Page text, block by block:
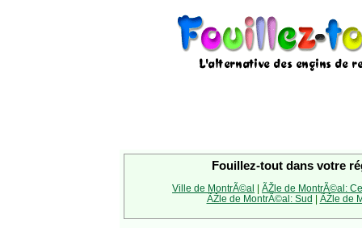
Fouillez-tout dans votre
Ville de MontrÃ©al | ÃŽle de MontrÃ©al:
ÃŽle de MontrÃ©al: Sud | ÃŽle de